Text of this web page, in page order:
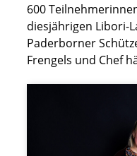
600
diesjährigen Libori-
Paderborner
Frengels und Chef